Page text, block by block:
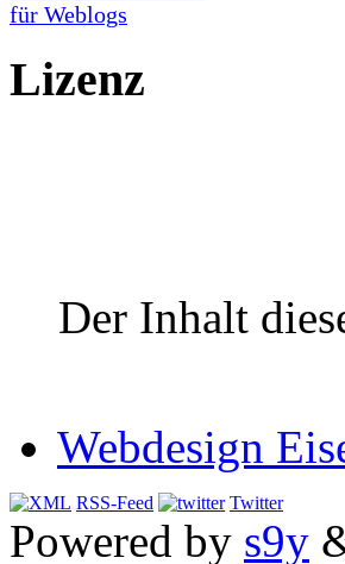
Lizenz
Der Inhalt
Webdesign
RSS-Feed Twitter
Powered by s9y